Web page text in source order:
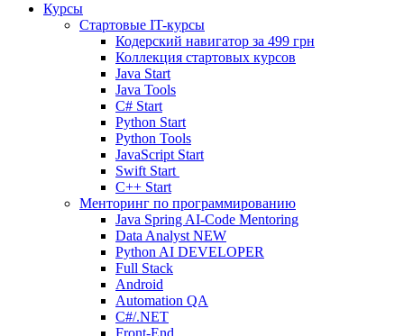
Курсы
Стартовые IT-курсы
Кодерский навигатор за 499 грн
Коллекция стартовых курсов
Java Start
Java Tools
C# Start
Python Start
Python Tools
JavaScript Start
Swift Start
C++ Start
Менторинг по программированию
Java Spring AI-Code Mentoring
Data Analyst NEW
Python AI DEVELOPER
Full Stack
Android
Automation QA
C#/.NET
Front-End